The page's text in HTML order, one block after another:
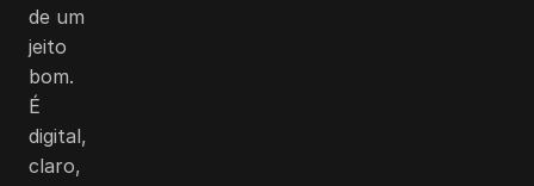
de um
jeito
bom.
É
digital,
claro,